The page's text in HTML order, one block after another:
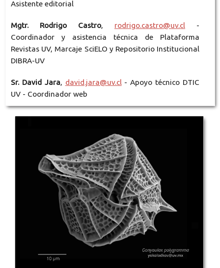
Asistente editorial
Mgtr. Rodrigo Castro, rodrigo.castro@uv.cl -
Coordinador y asistencia técnica de Plataforma
Revistas UV, Marcaje SciELO y Repositorio Institucional
DIBRA-UV
Sr. David Jara, david.jara@uv.cl- Apoyo técnico DTIC
UV - Coordinador web